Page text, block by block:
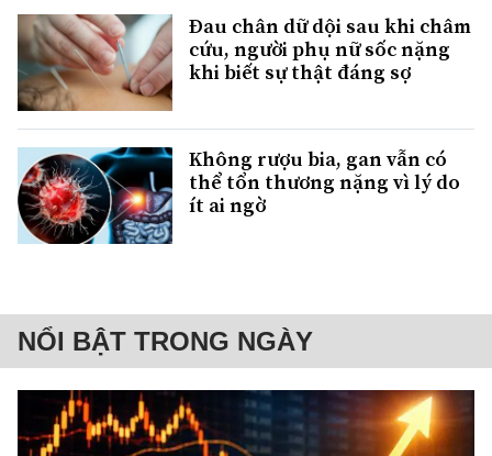
Đau chân dữ dội sau khi châm
cứu, người phụ nữ sốc nặng
khi biết sự thật đáng sợ
Không rượu bia, gan vẫn có
thể tổn thương nặng vì lý do
ít ai ngờ
NỔI BẬT TRONG NGÀY